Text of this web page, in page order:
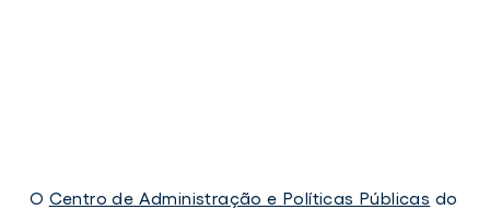
O Centro de Administração e Políticas Públicas do